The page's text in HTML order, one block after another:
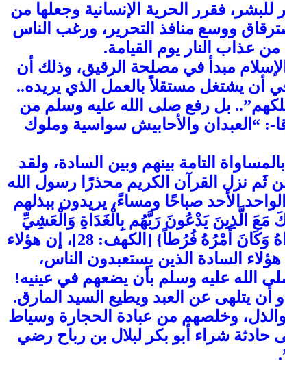
فقرر الحرية الإنسانية وجعلها من
ووسع منافذ التحرير، ورغب الناس
عذاب النار يوم القيامة.
مبدأ في مصلحة الرقيق، وذلك أن
أن يشتغل مستقلاً بالعمل الذي يريده..
بل رفع صلى الله عليه وسلم من
: “العبدان والأحابيش سواسية وملوك
التامة بينهم وبين السادة، ولقد
ثَم نزل القرآن الكريم محذرًا رسول الله
الأحد صباحًا ومساءً، يريدون ببذلهم
مَعَ الَّذِينَ يَدْعُونَ رَبَّهُم بِالْغَدَاةِ وَالْعَشِيِّ
يُرِيدُونَ وَجْهَهُ وَلَا تَعْدُ عَيْنَاكَ عَنْهُمْ تُرِيدُ زِينَةَ الْحَيَاةِ الدُّنْيَا وَلَا تُطِعْ مَنْ أَغْفَلْنَا قَلْبَهُ عَن ذِكْرِنَا وَاتَّبَعَ هَوَاهُ وَكَانَ أَمْرُهُ فُرُطاً} [الكهف: 28]، إن هؤلاء
السادة الذين يستعبدون الناس،
الله عليه وسلم بأن يضعهم في عينيه!
أن يتلهى عن العبد ويطيع السيد المارق.
والذل، وخلصهم من عبادة الحجارة وسياط
شراء أبو بكر لبلال بن رباح رضي